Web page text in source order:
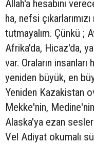
Allah'a hesabını
ha, nefsi
tutmayalım. Çünkü ;
Afrika'da, Hicaz'da,
var. Oraların
yeniden büyük, en
Yeniden Kazakistan
Mekke'nin,
Alaska'ya ezan
Vel Adiyat okumalı